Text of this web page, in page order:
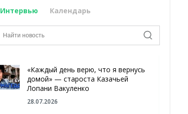
Интервью Календарь
«Каждый день верю, что я вернусь
домой» — староста Казачьей
Лопани Вакуленко
28.07.2026